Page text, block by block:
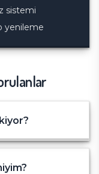
sistemi
yenileme